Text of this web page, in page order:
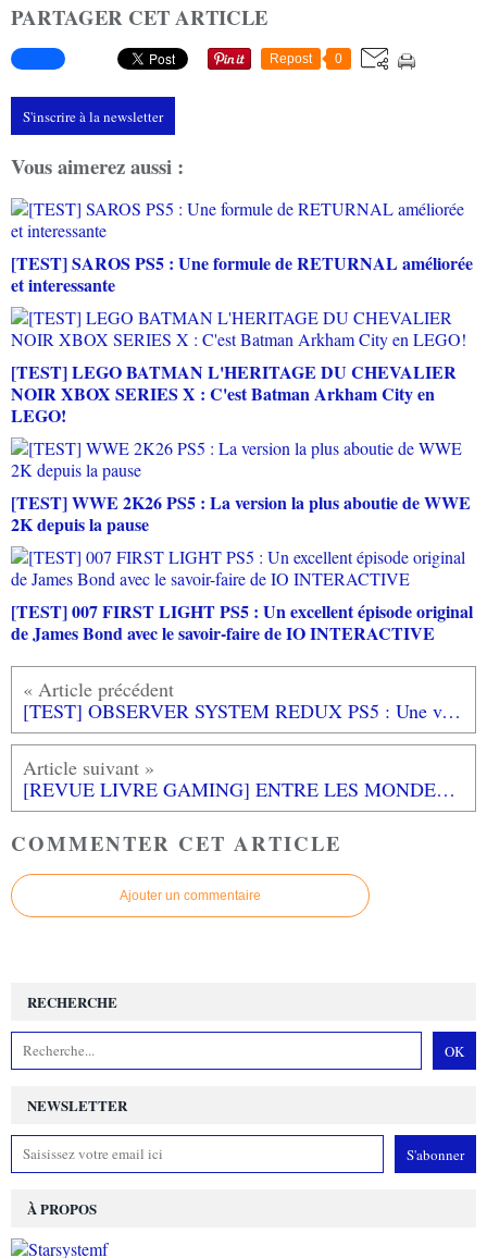
PARTAGER CET ARTICLE
Repost 0
S'inscrire à la newsletter
Vous aimerez aussi :
[TEST] SAROS PS5 : Une formule de RETURNAL améliorée
et interessante
[TEST] LEGO BATMAN L'HERITAGE DU CHEVALIER
NOIR XBOX SERIES X : C'est Batman Arkham City en
LEGO!
[TEST] WWE 2K26 PS5 : La version la plus aboutie de WWE
2K depuis la pause
[TEST] 007 FIRST LIGHT PS5 : Un excellent épisode original
de James Bond avec le savoir-faire de IO INTERACTIVE
[TEST] OBSERVER SYSTEM REDUX PS5 : Une version magnifée et augmentée
[REVUE LIVRE GAMING] ENTRE LES MONDES DE DEATH STRANDING d'Antony FOURNIER chez THIRD EDITIONS
COMMENTER CET ARTICLE
Ajouter un commentaire
NEWSLETTER
RECHERCHE
À PROPOS